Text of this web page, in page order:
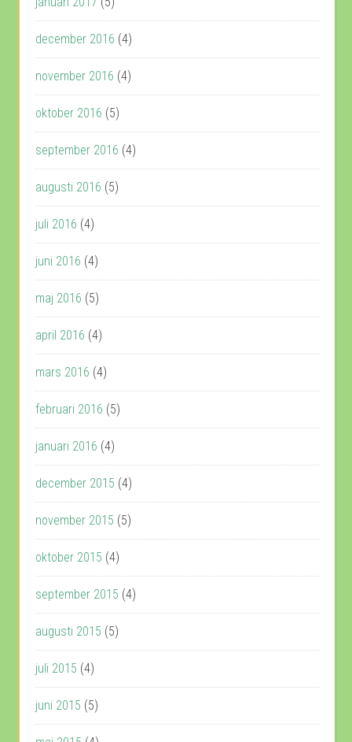
december 2016 (4)
november 2016 (4)
oktober 2016 (5)
september 2016 (4)
augusti 2016 (5)
juli 2016 (4)
juni 2016 (4)
maj 2016 (5)
april 2016 (4)
mars 2016 (4)
februari 2016 (5)
januari 2016 (4)
december 2015 (4)
november 2015 (5)
oktober 2015 (4)
september 2015 (4)
augusti 2015 (5)
juli 2015 (4)
juni 2015 (5)